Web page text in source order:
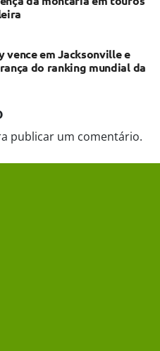
vence em Jacksonville e
do ranking mundial da
publicar um comentário.